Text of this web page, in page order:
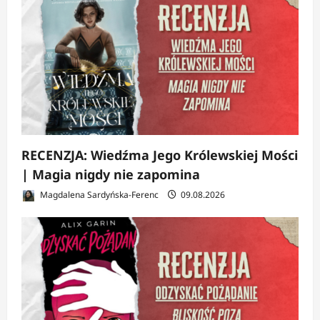
RECENZJA: Wiedźma Jego Królewskiej Mości
| Magia nigdy nie zapomina
Magdalena Sardyńska-Ferenc 09.08.2026